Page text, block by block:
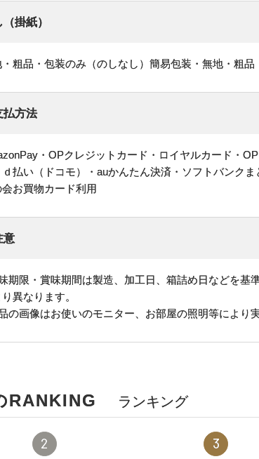
掛紙）
粗品・包装のみ（のしなし）簡易包装・無地・粗
払方法
・OPクレジットカード・ロイヤルカード・
ｄ払い（ドコモ）・auかんたん決済・ソフトバンク
お買物カード利用
意
期限・賞味期間は製造、加工日、箱詰め日などを
異なります。
の画像はお使いのモニター、お部屋の照明等により
RANKING ランキング
2 3